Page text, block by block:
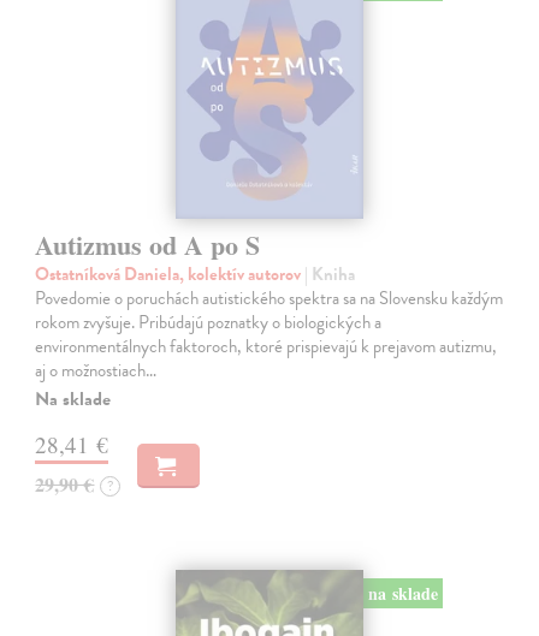
Autizmus od A po S
Ostatníková Daniela, kolektív autorov| Kniha
Povedomie o poruchách autistického spektra sa na Slovensku každým
rokom zvyšuje. Pribúdajú poznatky o biologických a
environmentálnych faktoroch, ktoré prispievajú k prejavom autizmu,
aj o možnostiach…
Na sklade
28,41 €
29,90 € ?
na sklade